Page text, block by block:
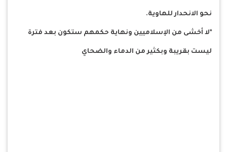
نحو الانحدار للهاوية.
*لا أخشى من الإسلاميين ونهاية حكمهم ستكون بعد فترة
ليست بقريبة وبكثير من الدماء والضحاي